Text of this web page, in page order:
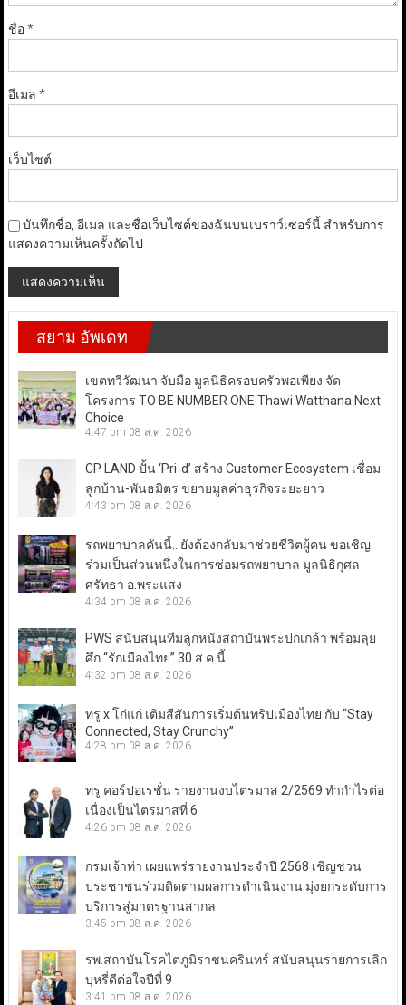
ชื่อ*
อีเมล *
เว็บไซต์
บันทึกชื่อ, อีเมล และชื่อเว็บไซต์ของฉันบนเบราว์เซอร์นี้ สำหรับการ
แสดงความเห็นครั้งถัดไป
สยาม อัพเดท
เขตทวีวัฒนา จับมือ มูลนิธิครอบครัวพอเพียง จัด
โครงการ TO BE NUMBER ONE Thawi Watthana Next
Choice
4:47 pm 08 ส.ค. 2026
CP LAND ปั้น ‘Pri-d’ สร้าง Customer Ecosystem เชื่อม
ลูกบ้าน-พันธมิตร ขยายมูลค่าธุรกิจระยะยาว
4:43 pm 08 ส.ค. 2026
รถพยาบาลคันนี้…ยังต้องกลับมาช่วยชีวิตผู้คน ขอเชิญ
ร่วมเป็นส่วนหนึ่งในการซ่อมรถพยาบาล มูลนิธิกุศล
ศรัทธา อ.พระแสง
4:34 pm 08 ส.ค. 2026
PWS สนับสนุนทีมลูกหนังสถาบันพระปกเกล้า พร้อมลุย
ศึก “รักเมืองไทย” 30 ส.ค.นี้
4:32 pm 08 ส.ค. 2026
ทรู x โก๋แก่ เติมสีสันการเริ่มต้นทริปเมืองไทย กับ “Stay
Connected, Stay Crunchy”
4:28 pm 08 ส.ค. 2026
ทรู คอร์ปอเรชั่น รายงานงบไตรมาส 2/2569 ทำกำไรต่อ
เนื่องเป็นไตรมาสที่ 6
4:26 pm 08 ส.ค. 2026
กรมเจ้าท่า เผยแพร่รายงานประจำปี 2568 เชิญชวน
ประชาชนร่วมติดตามผลการดำเนินงาน มุ่งยกระดับการ
บริการสู่มาตรฐานสากล
3:45 pm 08 ส.ค. 2026
รพ.สถาบันโรคไตภูมิราชนครินทร์ สนับสนุนรายการเลิก
บุหรี่ดีต่อใจปีที่ 9
3:41 pm 08 ส.ค. 2026